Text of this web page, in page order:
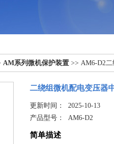
AM系列微机保护装置 >> AM6-D2
二绕组微机配电变压器
更新时间： 2025-10-13
产品型号：AM6-D2
简单描述